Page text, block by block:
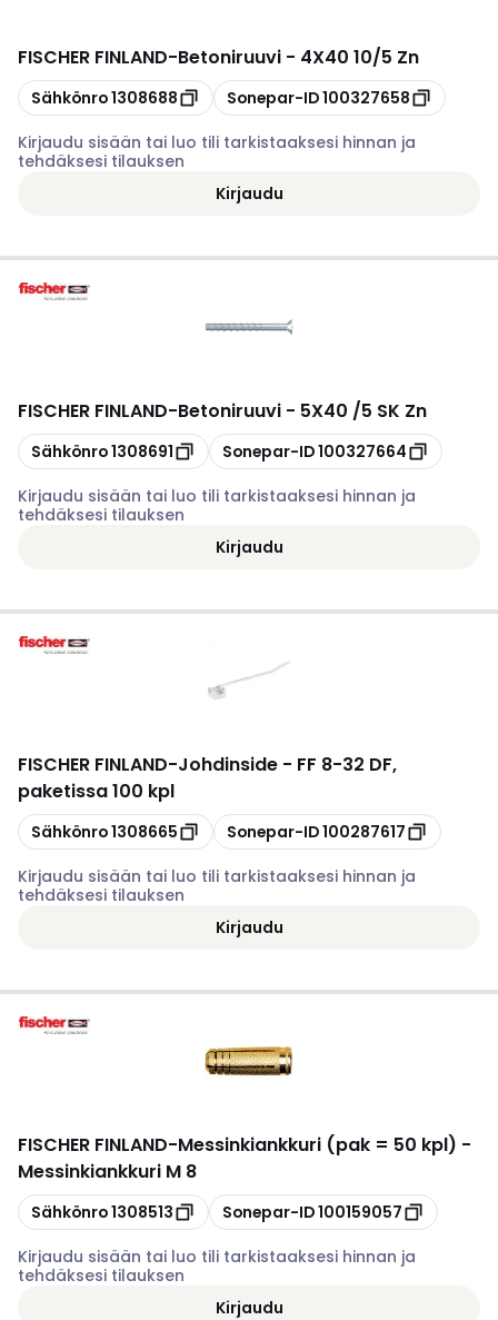
FISCHER FINLAND-Betoniruuvi - 4X40 10/5 Zn
Kopioi
Sähkönro1308688 Kopioi
Sonepar-ID100327658
Kirjaudu sisään tai luo tili tarkistaaksesi hinnan ja
tehdäksesi tilauksen
Kirjaudu
FISCHER FINLAND-Betoniruuvi - 5X40 /5 SK Zn
Kopioi
Sähkönro1308691 Kopioi
Sonepar-ID100327664
Kirjaudu sisään tai luo tili tarkistaaksesi hinnan ja
tehdäksesi tilauksen
Kirjaudu
FISCHER FINLAND-Johdinside - FF 8-32 DF,
paketissa 100 kpl
Kopioi
Sähkönro1308665 Kopioi
Sonepar-ID100287617
Kirjaudu sisään tai luo tili tarkistaaksesi hinnan ja
tehdäksesi tilauksen
Kirjaudu
FISCHER FINLAND-Messinkiankkuri (pak = 50 kpl) -
Messinkiankkuri M 8
Kopioi
Sähkönro1308513 Kopioi
Sonepar-ID100159057
Kirjaudu sisään tai luo tili tarkistaaksesi hinnan ja
tehdäksesi tilauksen
Kirjaudu